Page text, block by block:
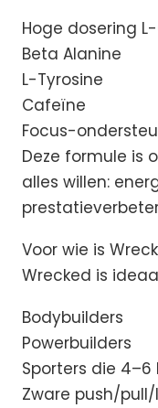
Hoge dosering
Beta Alanine
L-Tyrosine
Cafeïne
Focus-
Deze formule is
alles willen:
Voor wie is
Wrecked is
Bodybuilders
Powerbuilders
Sporters die 4–6
Zware push/